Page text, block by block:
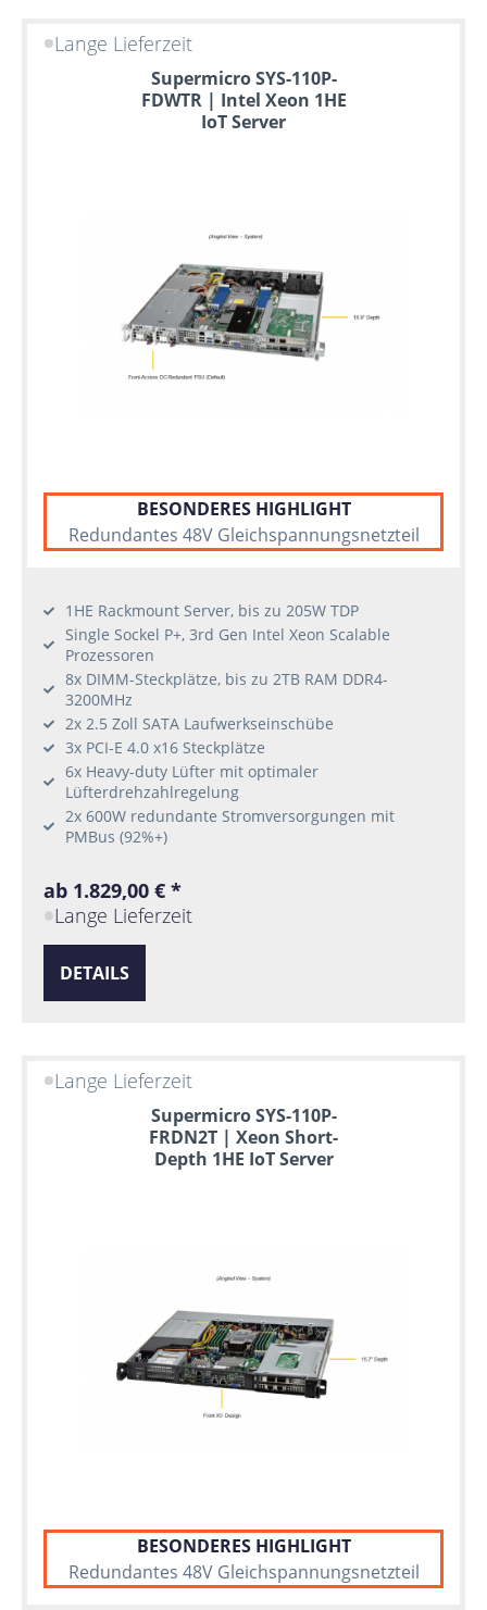
Lange Lieferzeit
Supermicro SYS-110P-
FDWTR | Intel Xeon 1HE
IoT Server
BESONDERES HIGHLIGHT
Redundantes 48V Gleichspannungsnetzteil
1HE Rackmount Server, bis zu 205W TDP
Single Sockel P+, 3rd Gen Intel Xeon Scalable
Prozessoren
8x DIMM-Steckplätze, bis zu 2TB RAM DDR4-
3200MHz
2x 2.5 Zoll SATA Laufwerkseinschübe
3x PCI-E 4.0 x16 Steckplätze
6x Heavy-duty Lüfter mit optimaler
Lüfterdrehzahlregelung
2x 600W redundante Stromversorgungen mit
PMBus (92%+)
ab 1.829,00 € *
Lange Lieferzeit
DETAILS
Lange Lieferzeit
Supermicro SYS-110P-
FRDN2T | Xeon Short-
Depth 1HE IoT Server
BESONDERES HIGHLIGHT
Redundantes 48V Gleichspannungsnetzteil